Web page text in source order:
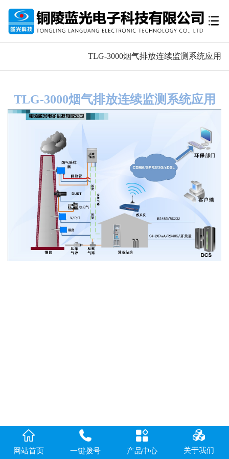
TLG-3000烟气排放连续监测系统应用
TLG-3000烟气排放连续监测系统应用
网站首页 一键拨号 产品中心 关于我们